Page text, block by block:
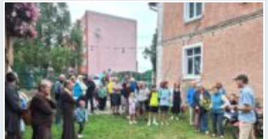
Valmieras dzimšanas diena sākas ar Krāču kakta svētkiem